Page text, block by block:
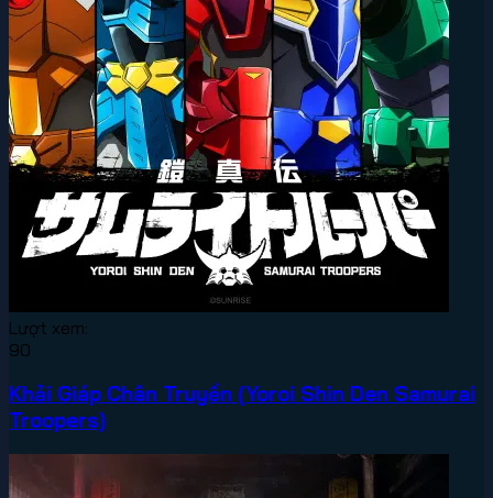
Lượt xem:
90
Khải Giáp Chân Truyền (Yoroi Shin Den Samurai
Troopers)